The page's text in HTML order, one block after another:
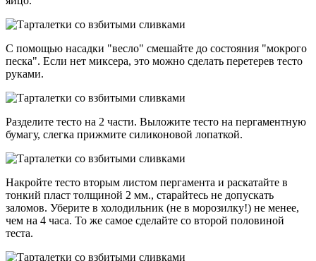
С помощью насадки "весло" смешайте до состояния "мокрого
песка". Если нет миксера, это можно сделать перетерев тесто
руками.
Разделите тесто на 2 части. Выложите тесто на пергаментную
бумагу, слегка прижмите силиконовой лопаткой.
Накройте тесто вторым листом пергамента и раскатайте в
тонкий пласт толщиной 2 мм., старайтесь не допускать
заломов. Уберите в холодильник (не в морозилку!) не менее,
чем на 4 часа. То же самое сделайте со второй половиной
теста.